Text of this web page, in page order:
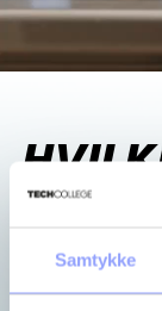
Samtykke
Techcollege